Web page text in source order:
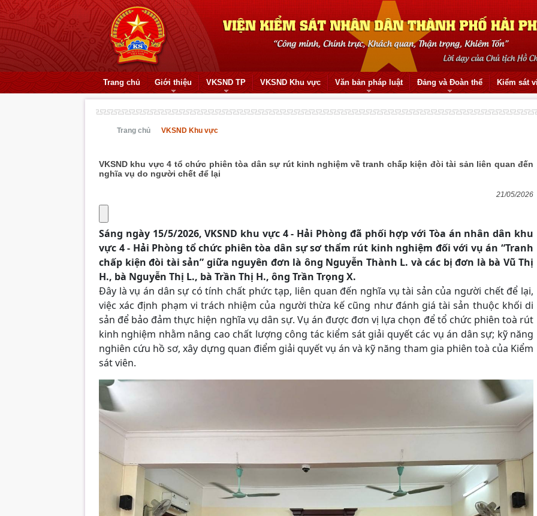
Trang chủ Giới thiệu VKSND TP VKSND Khu vực Văn bản pháp luật Đảng và Đoàn thể Kiểm sát
Trang chủ VKSND Khu vực
VKSND khu vực 4 tổ chức phiên tòa dân sự rút kinh nghiệm về tranh chấp kiện đòi tài sản liên quan đến
nghĩa vụ do người chết để lại
21/05/2026
Sáng ngày 15/5/2026, VKSND khu vực 4- Hải Phòng đã phối hợp với Tòa án nhân dân khu
vực 4- Hải Phòng tổ chức phiên tòa dân sự sơ thẩm rút kinh nghiệm đối với vụ án “Tranh
chấp kiện đòi tài sản” giữa nguyên đơn là ông Nguyễn Thành L. và các bị đơn là bà Vũ Thị
H., bà Nguyễn Thị L., bà Trần Thị H., ông Trần Trọng X.
Đây là vụ án dân sự có tính chất phức tạp, liên quan đến nghĩa vụ tài sản của người chết để lại,
việc xác định phạm vi trách nhiệm của người thừa kế cũng như đánh giá tài sản thuộc khối di
sản để bảo đảm thực hiện nghĩa vụ dân sự. Vụ án được đơn vị lựa chọn để tổ chức phiên toà rút
kinh nghiệm nhằm nâng cao chất lượng công tác kiểm sát giải quyết các vụ án dân sự; kỹ năng
nghiên cứu hồ sơ, xây dựng quan điểm giải quyết vụ án và kỹ năng tham gia phiên toà của Kiểm
sát viên.